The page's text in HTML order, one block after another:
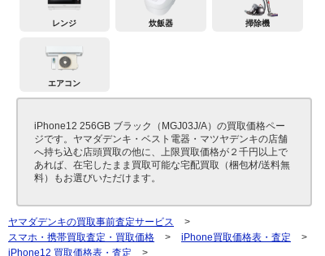
レンジ 炊飯器 掃除機
エアコン
iPhone12 256GB ブラック（MGJ03J/A）の買取価格ペー
ジです。ヤマダデンキ・ベスト電器・マツヤデンキの店舗
へ持ち込む店頭買取の他に、上限買取価格が２千円以上で
あれば、在宅したまま買取可能な宅配買取（梱包材/送料無
料）もお選びいただけます。
ヤマダデンキの買取事前査定サービス
>
スマホ・携帯買取査定・買取価格
> iPhone買取価格表・査定
>
iPhone12 買取価格表・査定
>